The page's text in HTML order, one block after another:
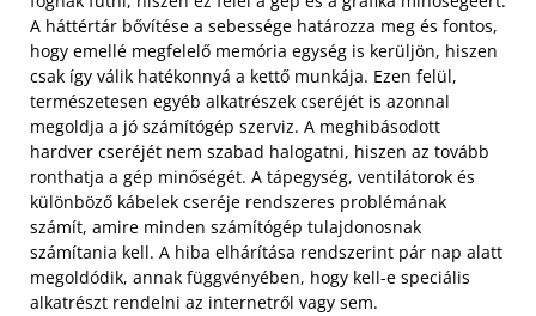
A háttértár bővítése a sebessége határozza meg és fontos,
hogy emellé megfelelő memória egység is kerüljön, hiszen
csak így válik hatékonnyá a kettő munkája. Ezen felül,
természetesen egyéb alkatrészek cseréjét is azonnal
megoldja a jó számítógép szerviz. A meghibásodott
hardver cseréjét nem szabad halogatni, hiszen az tovább
ronthatja a gép minőségét. A tápegység, ventilátorok és
különböző kábelek cseréje rendszeres problémának
számít, amire minden számítógép tulajdonosnak
számítania kell. A hiba elhárítása rendszerint pár nap alatt
megoldódik, annak függvényében, hogy kell-e speciális
alkatrészt rendelni az internetről vagy sem.